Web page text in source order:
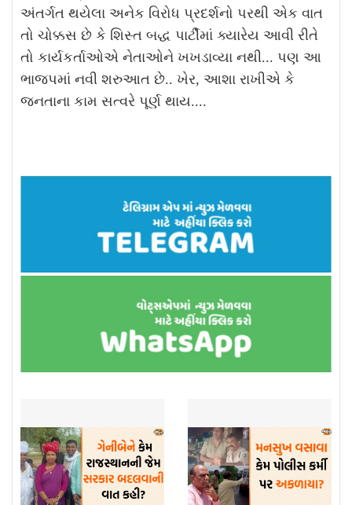
અંતર્ગત થયેલા અનેક વિરોધ પ્રદર્શનો પરથી એક વાત
તો ચોક્કસ છે કે શિસ્ત બદ્ધ પાર્ટીમાં ક્યારેય આવી રીતે
તો કાર્યકર્તાઓએ નેતાઓને ખખડાવ્યા નથી... પણ આ
ભાજપમાં નવી શરુઆત છે.. ખેર, આશા રાખીએ કે
જનતાના કામ સત્વરે પૂર્ણ થાય....